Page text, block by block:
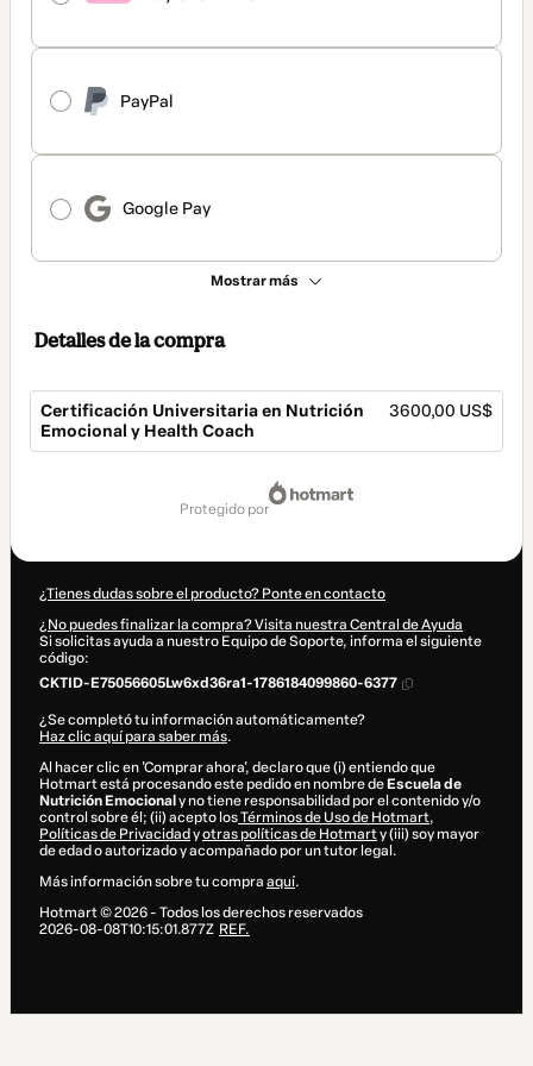
PayPal
Google Pay
Mostrar más
Detalles de la compra
Certificación Universitaria en Nutrición
Emocional y Health Coach
3600,00 US$
protegido por
¿Tienes dudas sobre el producto? Ponte en contacto
¿No puedes finalizar la compra? Visita nuestra Central de Ayuda
Si solicitas ayuda a nuestro Equipo de Soporte, informa el siguiente
código:
CKTID-E75056605Lw6xd36ra1-1786184099860-6377
¿Se completó tu información automáticamente?
Haz clic aquí para saber más.
Al hacer clic en 'Comprar ahora', declaro que (i) entiendo que
Hotmart está procesando este pedido en nombre de Escuela de
Nutrición Emocional y no tiene responsabilidad por el contenido y/o
control sobre él; (ii) acepto losTérminos de Uso de Hotmart,
Políticas de Privacidad yotras políticas de Hotmarty (iii) soy mayor
de edad o autorizado y acompañado por un tutor legal.
Más información sobre tu compra aquí.
Hotmart ©2026- Todos los derechos reservados
2026-08-08T10:15:01.877Z REF.